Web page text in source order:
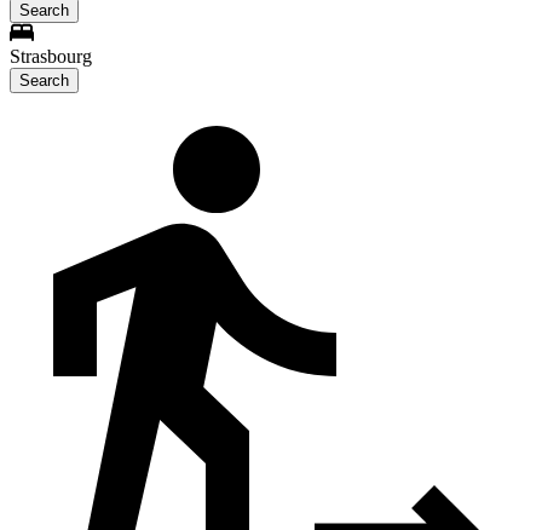
Search
Strasbourg
Search